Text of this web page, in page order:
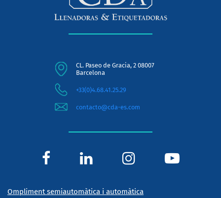
CL. Paseo de Gracia, 2 08007
Barcelona
+33(0)4.68.41.25.29
contacto@cda-es.com
Ompliment semiautomàtica i automàtica